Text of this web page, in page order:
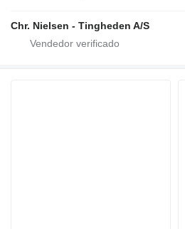
Chr. Nielsen - Tingheden A/S